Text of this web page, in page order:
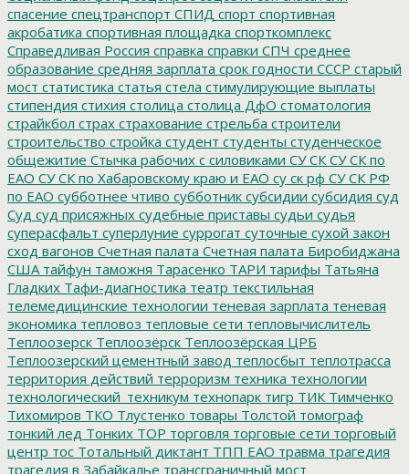
спасение спецтранспорт СПИД спорт спортивная
акробатика спортивная площадка спорткомплекс
Справедливая Россия справка справки СПЧ среднее
образование средняя зарплата срок годности СССР старый
мост статистика статья стела стимулирующие выплаты
стипендия стихия столица столица ДфО стоматология
страйкбол страх страхование стрельба строители
строительство стройка студент студенты студенческое
общежитие Стычка рабочих с силовиками СУ СК СУ СК по
ЕАО СУ СК по Хабаровскому краю и ЕАО су ск рф СУ СК РФ
по ЕАО субботнее чтиво субботник субсидии субсидия суд
Суд суд присяжных судебные приставы судьи судья
суперасфальт суперлуние суррогат суточные сухой закон
сход вагонов Счетная палата Счетная палата Биробиджана
США тайфун таможня Тарасенко ТАРИ тарифы Татьяна
Гладких Тафи-диагностика театр текстильная
телемедицинские технологии теневая зарплата теневая
экономика тепловоз тепловые сети тепловычислитель
Теплоозерск Теплоозёрск Теплоозёрская ЦРБ
Теплоозерский цементный завод теплосбыт теплотрасса
территория действий терроризм техника технологии
технологический_техникум технопарк тигр ТИК Тимченко
Тихомиров ТКО Тлустенко товары Толстой томограф
тонкий лед Тонких ТОР торговля торговые сети торговый
центр тос Тотальный диктант ТПП ЕАО травма трагедия
трагедия в Забайкалье трансграничный мост